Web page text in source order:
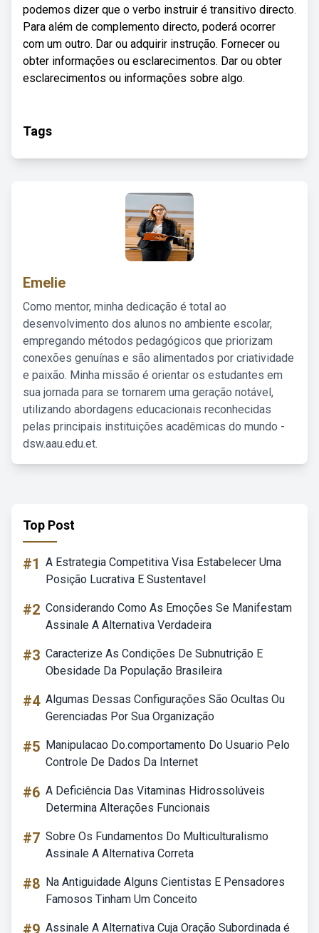
podemos dizer que o verbo instruir é transitivo directo.
Para além de complemento directo, poderá ocorrer
com um outro. Dar ou adquirir instrução. Fornecer ou
obter informações ou esclarecimentos. Dar ou obter
esclarecimentos ou informações sobre algo.
Tags
Emelie
Como mentor, minha dedicação é total ao
desenvolvimento dos alunos no ambiente escolar,
empregando métodos pedagógicos que priorizam
conexões genuínas e são alimentados por criatividade
e paixão. Minha missão é orientar os estudantes em
sua jornada para se tornarem uma geração notável,
utilizando abordagens educacionais reconhecidas
pelas principais instituições acadêmicas do mundo -
dsw.aau.edu.et.
Top Post
#1 A Estrategia Competitiva Visa Estabelecer Uma
Posição Lucrativa E Sustentavel
#2 Considerando Como As Emoções Se Manifestam
Assinale A Alternativa Verdadeira
#3 Caracterize As Condições De Subnutrição E
Obesidade Da População Brasileira
#4 Algumas Dessas Configurações São Ocultas Ou
Gerenciadas Por Sua Organização
#5 Manipulacao Do.comportamento Do Usuario Pelo
Controle De Dados Da Internet
#6 A Deficiência Das Vitaminas Hidrossolúveis
Determina Alterações Funcionais
#7 Sobre Os Fundamentos Do Multiculturalismo
Assinale A Alternativa Correta
#8 Na Antiguidade Alguns Cientistas E Pensadores
Famosos Tinham Um Conceito
#9 Assinale A Alternativa Cuja Oração Subordinada é